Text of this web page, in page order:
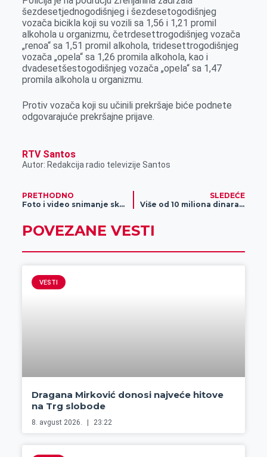
šezdesetjednogodišnjeg i šezdesetogodišnjeg
vozača bicikla koji su vozili sa 1,56 i 1,21 promil
alkohola u organizmu, četrdesettrogodišnjeg vozača
„renoa“ sa 1,51 promil alkohola, tridesettrogodišnjeg
vozača „opela“ sa 1,26 promila alkohola, kao i
dvadesetšestogodišnjeg vozača „opela“ sa 1,47
promila alkohola u organizmu.
Protiv vozača koji su učinili prekršaje biće podnete
odgovarajuće prekršajne prijave.
RTV Santos
Autor: Redakcija radio televizije Santos
PRETHODNO
Foto i video snimanje skupova građana
SLEDEĆE
Više od 10 miliona dinara za unapređenje uslova u Domu učenika „Angelina Kojić- Gina“
POVEZANE VESTI
VESTI
Dragana Mirković donosi najveće hitove
na Trg slobode
8. avgust 2026. 23:22